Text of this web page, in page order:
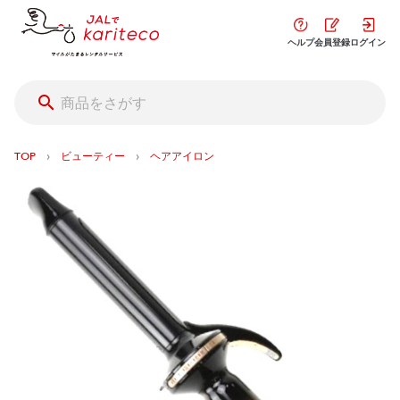
ヘルプ会員登録ログイン
TOP › ビューティー › ヘアアイロン